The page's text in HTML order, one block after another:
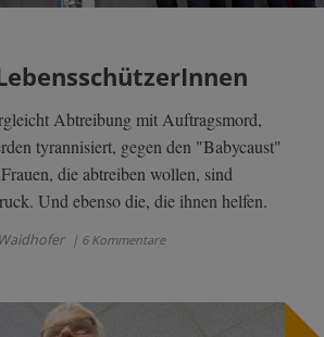
Abtreibung mit Auftragsmord,
tyrannisiert, gegen den "Babycaust"
die abtreiben wollen, sind
Und ebenso die, die ihnen helfen.
| 6 Kommentare